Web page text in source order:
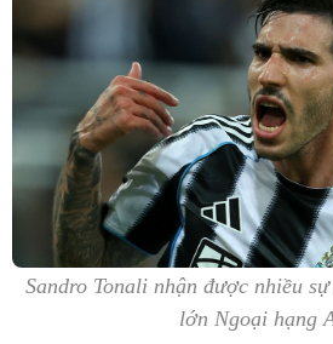
Sandro Tonali nhận được nhiều
lớn Ngoại hạng